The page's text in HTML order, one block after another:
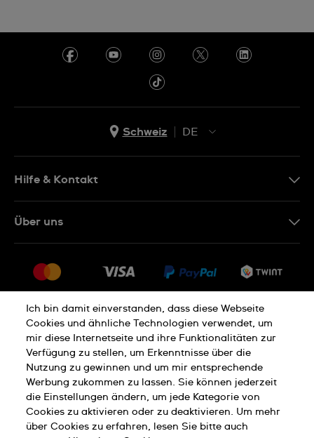
Schweiz
DE
IT
Hilfe & Kontakt
Rückgaberecht
Verkaufs- und Lieferbedingungen
Vertrag widerrufen
Über uns
Jobs
Datenschutzerklärung Cookies Hinweis
Nutzungsbedingungen Impressum
Ich bin damit einverstanden, dass diese Webseite
Cookies und ähnliche Technologien verwendet, um
mir diese Internetseite und ihre Funktionalitäten zur
Verfügung zu stellen, um Erkenntnisse über die
Nutzung zu gewinnen und um mir entsprechende
Werbung zukommen zu lassen. Sie können jederzeit
die Einstellungen ändern, um jede Kategorie von
Cookies zu aktivieren oder zu deaktivieren. Um mehr
über Cookies zu erfahren, lesen Sie bitte auch